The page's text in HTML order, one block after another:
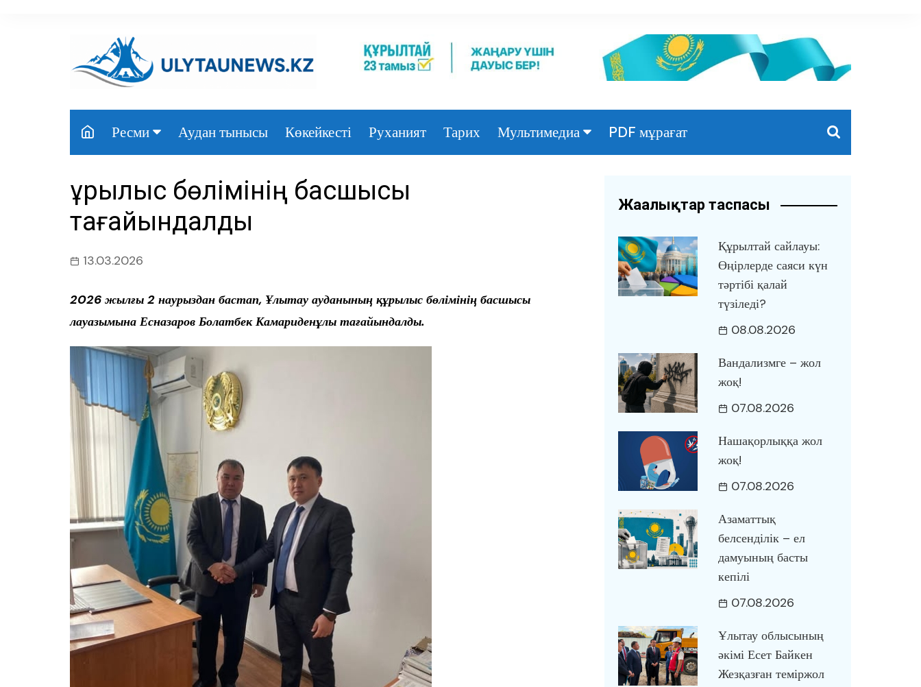
Ресми
Үкімет
Парламент
Облыс әкімдігі
Аудан тынысы Көкейкесті Руханият Тарих Мультимедиа PDF мұрағат
Құрылыс бөлімінің басшысы
тағайындалды
13.03.2026
2026 жылғы 2 наурыздан бастап, Ұлытау ауданының құрылыс бөлімінің басшысы
лауазымына Есназаров Болатбек Камариденұлы тағайындалды.
Жаңалықтар таспасы
Құрылтай сайлауы:
Өңірлерде саяси күн
тәртібі қалай
түзіледі?
08.08.2026
Вандализмге – жол
жоқ!
07.08.2026
Нашақорлыққа жол
жоқ!
07.08.2026
Азаматтық
белсенділік – ел
дамуының басты
кепілі
07.08.2026
Ұлытау облысының
әкімі Есет Байкен
Жезқазған теміржол